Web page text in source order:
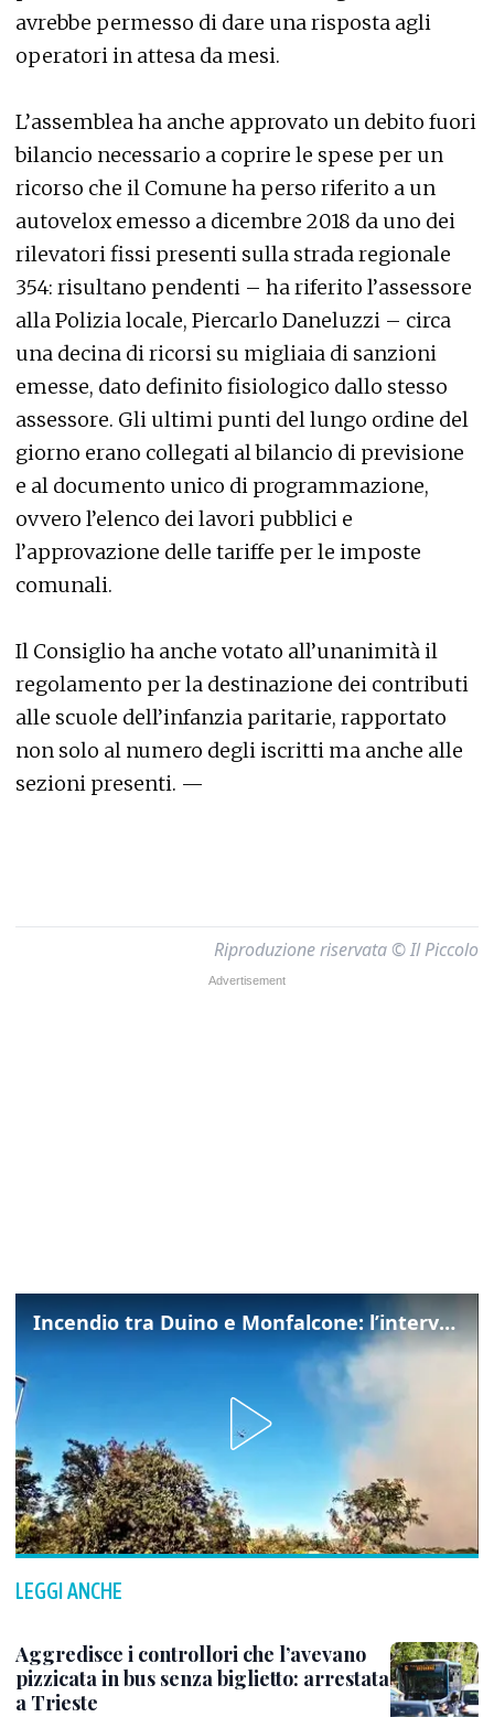
avrebbe permesso di dare una risposta agli
operatori in attesa da mesi.
L’assemblea ha anche approvato un debito fuori
bilancio necessario a coprire le spese per un
ricorso che il Comune ha perso riferito a un
autovelox emesso a dicembre 2018 da uno dei
rilevatori fissi presenti sulla strada regionale
354: risultano pendenti – ha riferito l’assessore
alla Polizia locale, Piercarlo Daneluzzi – circa
una decina di ricorsi su migliaia di sanzioni
emesse, dato definito fisiologico dallo stesso
assessore. Gli ultimi punti del lungo ordine del
giorno erano collegati al bilancio di previsione
e al documento unico di programmazione,
ovvero l’elenco dei lavori pubblici e
l’approvazione delle tariffe per le imposte
comunali.
Il Consiglio ha anche votato all’unanimità il
regolamento per la destinazione dei contributi
alle scuole dell’infanzia paritarie, rapportato
non solo al numero degli iscritti ma anche alle
sezioni presenti. —
Riproduzione riservata © Il Piccolo
Incendio tra Duino e Monfalcone: l’intervento dei vigili del fuoco
LEGGI ANCHE
Aggredisce i controllori che l’avevano
pizzicata in bus senza biglietto: arrestata
a Trieste